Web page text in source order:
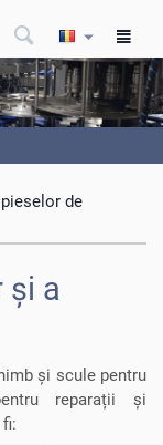
de
şi a
și scule pentru
reparații și